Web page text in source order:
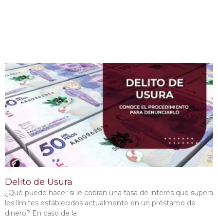
Delito de Usura
¿Qué puede hacer si le cobran una tasa de interés que supera
los límites establecidos actualmente en un préstamo de
dinero? En caso de la